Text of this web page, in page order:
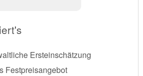
Ersteinschätzung
Festpreisangebot